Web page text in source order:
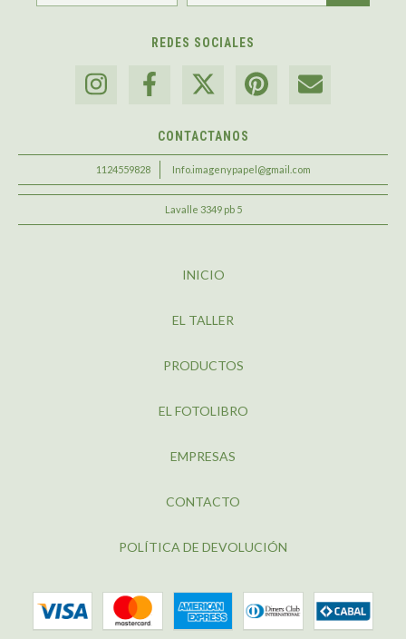
REDES SOCIALES
CONTACTANOS
1124559828 Info.imagenypapel@gmail.com
Lavalle 3349 pb 5
INICIO
EL TALLER
PRODUCTOS
EL FOTOLIBRO
EMPRESAS
CONTACTO
POLÍTICA DE DEVOLUCIÓN